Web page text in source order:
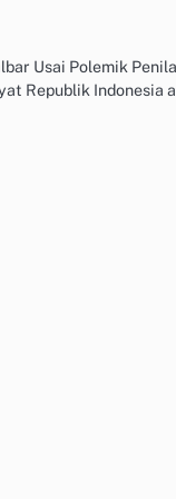
Usai Polemik
Republik Indonesia